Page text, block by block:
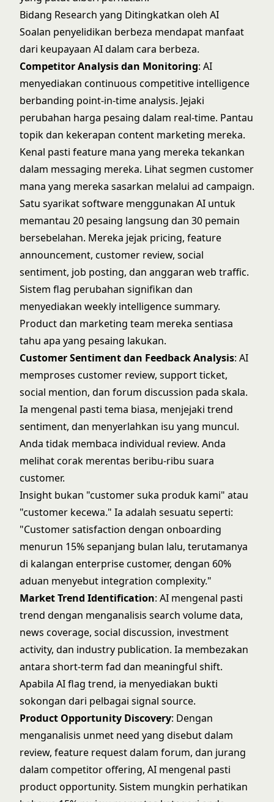
Bidang Research yang Ditingkatkan oleh AI
Soalan penyelidikan berbeza mendapat manfaat
dari keupayaan AI dalam cara berbeza.
Competitor Analysis dan Monitoring: AI
menyediakan continuous competitive intelligence
berbanding point-in-time analysis. Jejaki
perubahan harga pesaing dalam real-time. Pantau
topik dan kekerapan content marketing mereka.
Kenal pasti feature mana yang mereka tekankan
dalam messaging mereka. Lihat segmen customer
mana yang mereka sasarkan melalui ad campaign.
Satu syarikat software menggunakan AI untuk
memantau 20 pesaing langsung dan 30 pemain
bersebelahan. Mereka jejak pricing, feature
announcement, customer review, social
sentiment, job posting, dan anggaran web traffic.
Sistem flag perubahan signifikan dan
menyediakan weekly intelligence summary.
Product dan marketing team mereka sentiasa
tahu apa yang pesaing lakukan.
Customer Sentiment dan Feedback Analysis: AI
memproses customer review, support ticket,
social mention, dan forum discussion pada skala.
Ia mengenal pasti tema biasa, menjejaki trend
sentiment, dan menyerlahkan isu yang muncul.
Anda tidak membaca individual review. Anda
melihat corak merentas beribu-ribu suara
customer.
Insight bukan "customer suka produk kami" atau
"customer kecewa." Ia adalah sesuatu seperti:
"Customer satisfaction dengan onboarding
menurun 15% sepanjang bulan lalu, terutamanya
di kalangan enterprise customer, dengan 60%
aduan menyebut integration complexity."
Market Trend Identification: AI mengenal pasti
trend dengan menganalisis search volume data,
news coverage, social discussion, investment
activity, dan industry publication. Ia membezakan
antara short-term fad dan meaningful shift.
Apabila AI flag trend, ia menyediakan bukti
sokongan dari pelbagai signal source.
Product Opportunity Discovery: Dengan
menganalisis unmet need yang disebut dalam
review, feature request dalam forum, dan jurang
dalam competitor offering, AI mengenal pasti
product opportunity. Sistem mungkin perhatikan